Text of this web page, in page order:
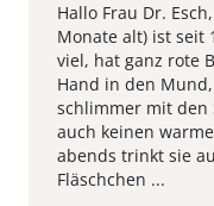
Hallo Frau Dr.
Monate alt) ist seit
viel, hat ganz rote
Hand in den
schlimmer mit den
auch keinen
abends trinkt sie
Fläschchen ...